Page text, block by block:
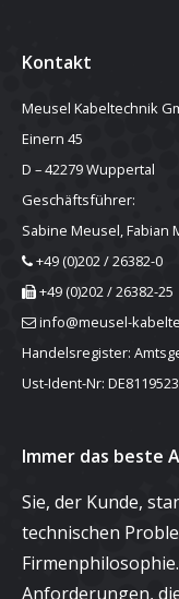
Kontakt
Meusel Kabeltechnik
Einern 45
D – 42279 Wuppertal
Geschäftsführer:
Sabine Meusel, Fabian
+49 (0)202 / 26382-0
+49 (0)202 / 26382-25
info@meusel-
Handelsregister:
Ust-Ident-Nr:
Immer das beste
Sie, der Kunde,
technischen
Anforderungen,